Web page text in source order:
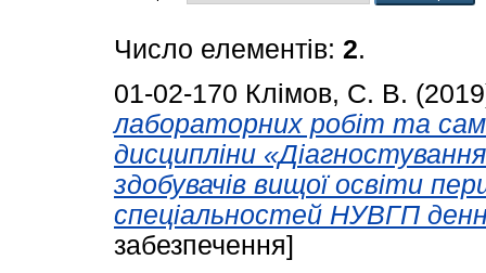
Число елементів: 2.
01-02-170 Клімов, С. В.
лабораторних робіт та
дисципліни
здобувачів вищої освіти
спеціальностей НУВГП
забезпечення]